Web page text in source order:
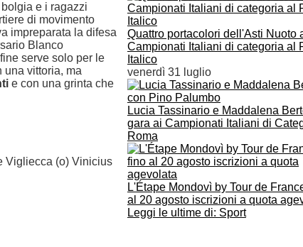
Quattro portacolori dell'Asti Nuoto
Campionati Italiani di categoria al
Italico
venerdì 31 luglio
Lucia Tassinario e Maddalena
gara ai Campionati Italiani di
Roma
L'Étape Mondovì by Tour de
al 20 agosto iscrizioni a quota
Leggi le ultime di: Sport
e i ragazzi
di movimento
impreparata la difesa
Blanco
serve solo per le
una vittoria, ma
e con una grinta che
Vigliecca (o) Vinicius